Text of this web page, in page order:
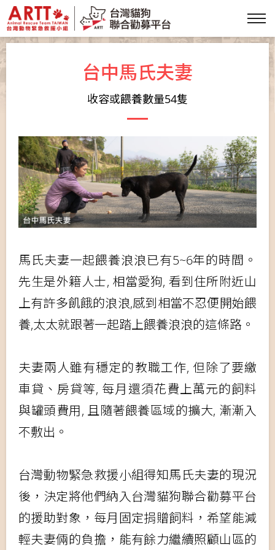
台中馬氏夫妻
收容或餵養數量54隻
馬氏夫妻一起餵養浪浪已有5~6年的時間。
先生是外籍人士, 相當愛狗, 看到住所附近山
上有許多飢餓的浪浪,感到相當不忍便開始餵
養,太太就跟著一起踏上餵養浪浪的這條路。
夫妻兩人雖有穩定的教職工作, 但除了要繳
車貸、房貸等, 每月還須花費上萬元的飼料
與罐頭費用, 且隨著餵養區域的擴大, 漸漸入
不敷出。
台灣動物緊急救援小組得知馬氏夫妻的現況
後，決定將他們納入台灣貓狗聯合勸募平台
的援助對象，每月固定捐贈飼料，希望能減
輕夫妻倆的負擔，能有餘力繼續照顧山區的